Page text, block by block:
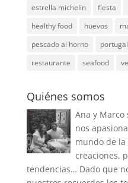
estrella michelin
fiesta
healthy food
huevos
pescado al horno
portugal
restaurante
seafood
Quiénes somos
Ana y Marco
nos
mundo de la
creaciones,
tendencias… Dado que